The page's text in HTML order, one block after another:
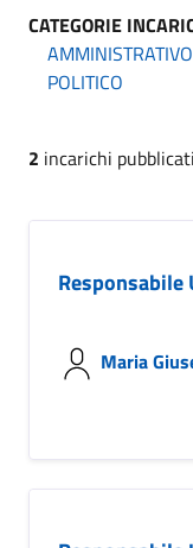
CATEGORIE
AMMINISTRATIVO
POLITICO
2 incarichi pubblicati
Maria